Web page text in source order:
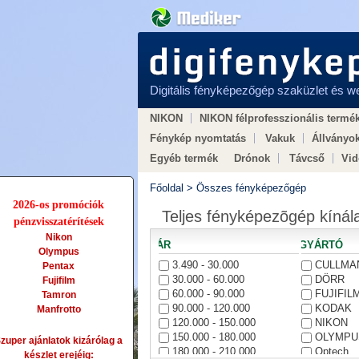
Digitális fényképezőgép szaküzlet és
2026-os promóciók
pénzvisszatérítések
Nikon
Olympus
Pentax
Fujifilm
Tamron
Manfrotto
ajánlatok kizárólag a
készlet erejéig:
NIKON NIKON félprofesszionális
Fénykép nyomtatás
Vakuk
Egyéb termék
Drónok Távcső
Hogyan válasszunk
Főoldal > Összes fényképezőgép
Teljes fényképezõgép
ÁR
3.490 - 30.000
30.000 - 60.000
60.000 - 90.000
90.000 - 120.000
120.000 - 150.000
150.000 - 180.000
180.000 - 210.000
GYÁRTÓ
DÖRR
FUJIFILM
KODAK
NIKON
Optech